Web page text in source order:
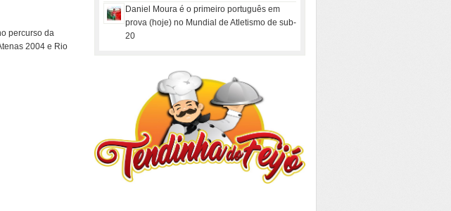
percurso da
2004 e Rio
Daniel Moura é o primeiro português em
prova (hoje) no Mundial de Atletismo de sub-
20